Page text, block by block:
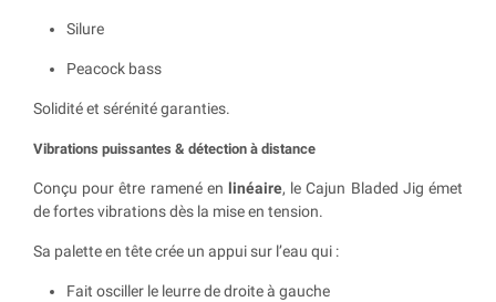
Silure
Peacock bass
Solidité et sérénité garanties.
Vibrations puissantes & détection à distance
Conçu pour être ramené en linéaire, le Cajun Bladed Jig émet
de fortes vibrations dès la mise en tension.
Sa palette en tête crée un appui sur l’eau qui :
Fait osciller le leurre de droite à gauche